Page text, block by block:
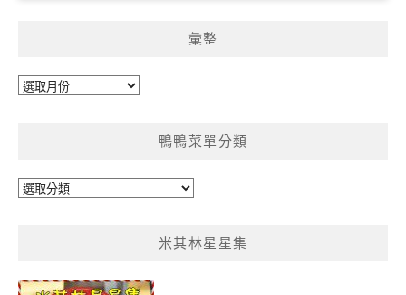
彙整
彙
鴨鴨菜單分類
鴨
類
米其林星星集